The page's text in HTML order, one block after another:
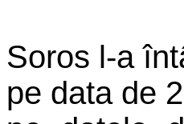
Soros l-a
pe data de